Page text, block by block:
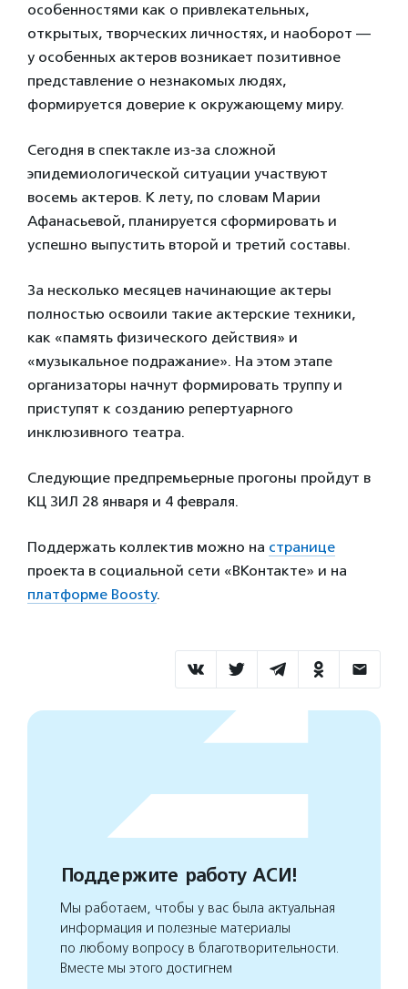
особенностями как о привлекательных,
открытых, творческих личностях, и наоборот —
у особенных актеров возникает позитивное
представление о незнакомых людях,
формируется доверие к окружающему миру.
Сегодня в спектакле из-за сложной
эпидемиологической ситуации участвуют
восемь актеров. К лету, по словам Марии
Афанасьевой, планируется сформировать и
успешно выпустить второй и третий составы.
За несколько месяцев начинающие актеры
полностью освоили такие актерские техники,
как «память физического действия» и
«музыкальное подражание». На этом этапе
организаторы начнут формировать труппу и
приступят к созданию репертуарного
инклюзивного театра.
Следующие предпремьерные прогоны пройдут в
КЦ ЗИЛ 28 января и 4 февраля.
Поддержать коллектив можно на странице
проекта в социальной сети «ВКонтакте» и на
платформе Boosty.
Поддержите работу АСИ!
Мы работаем, чтобы у вас была актуальная
информация и полезные материалы
по любому вопросу в благотворительности.
Вместе мы этого достигнем